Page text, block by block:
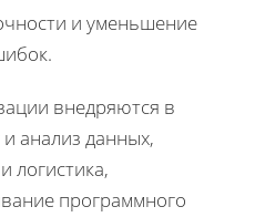
и уменьшение
внедряются в
и анализ данных,
логистика,
программного